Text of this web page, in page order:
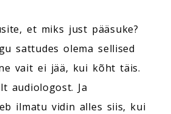
et miks just pääsuke?
sattudes olema sellised
vait ei jää, kui kõht täis.
audiologost. Ja
ilmatu vidin alles siis, kui